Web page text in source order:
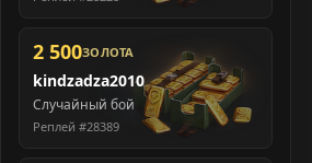
2 500ЗОЛОТА
kindzadza2010
Случайный бой
Реплей #28389